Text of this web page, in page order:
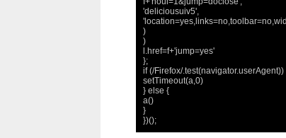
'deliciousuiv5',
)
)
l.href=f+'jump=yes'
};
if (/Firefox/.test(navigator.userAgent))
setTimeout(a,0)
} else {
a()
}
})();